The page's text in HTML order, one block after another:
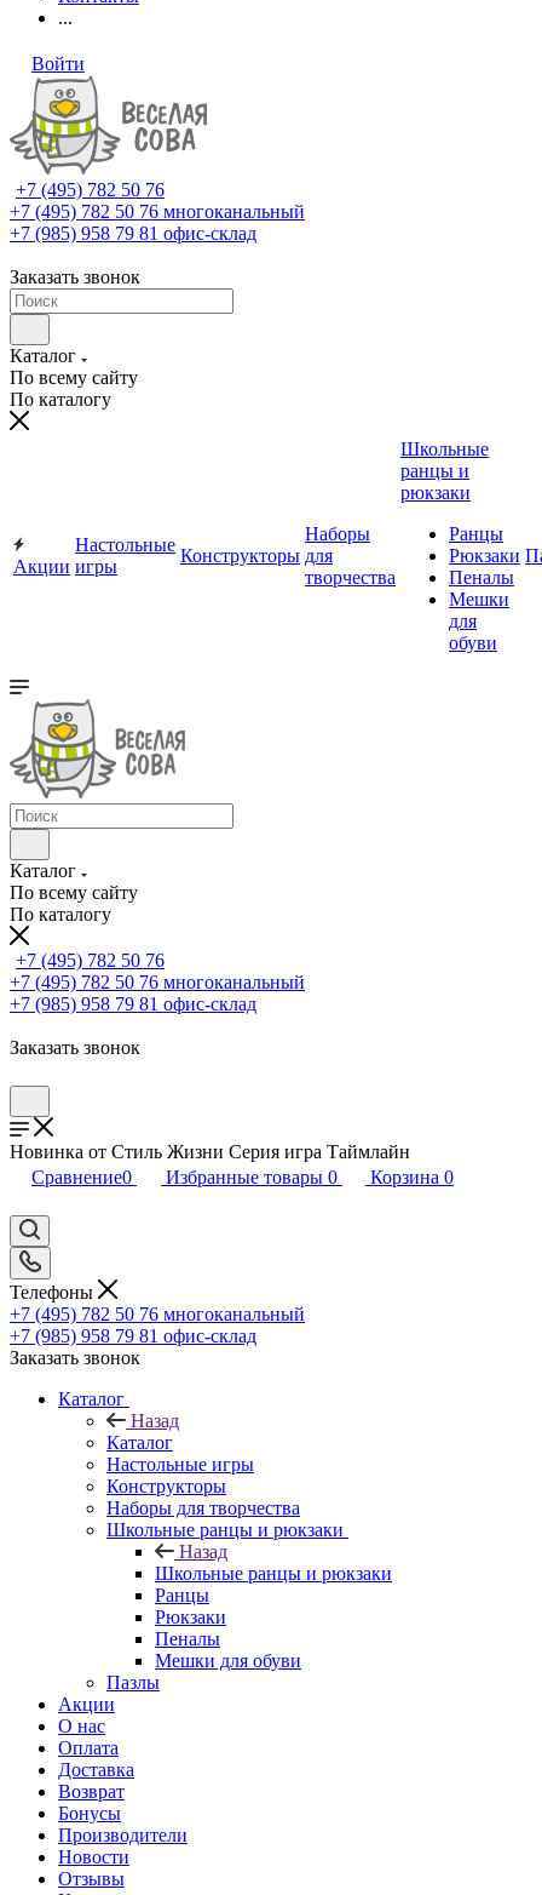
...
Войти
+7 (495) 782 50 76
+7 (495) 782 50 76 многоканальный
+7 (985) 958 79 81 офис-склад
Заказать звонок
Каталог
По всему сайту
По каталогу
Акции
Настольные
игры
Конструкторы
Наборы
для
творчества
Школьные
ранцы и
рюкзаки
Ранцы
Рюкзаки
Пеналы
Мешки
для
обуви
Каталог
По всему сайту
По каталогу
+7 (495) 782 50 76
+7 (495) 782 50 76 многоканальный
+7 (985) 958 79 81 офис-склад
Заказать звонок
Новинка от Стиль Жизни Серия игра Таймлайн
Сравнение0 Избранные товары 0 Корзина 0
Телефоны
+7 (495) 782 50 76 многоканальный
+7 (985) 958 79 81 офис-склад
Заказать звонок
Каталог
Назад
Каталог
Настольные игры
Конструкторы
Наборы для творчества
Школьные ранцы и рюкзаки
Назад
Школьные ранцы и рюкзаки
Ранцы
Рюкзаки
Пеналы
Мешки для обуви
Пазлы
Акции
О нас
Оплата
Доставка
Возврат
Бонусы
Производители
Новости
Отзывы